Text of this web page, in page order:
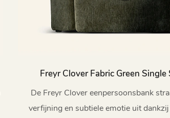
Freyr Clover Fabric Green Single
Indoor M203
De Freyr Clover eenpersoonsbank
verfijning en subtiele emotie uit